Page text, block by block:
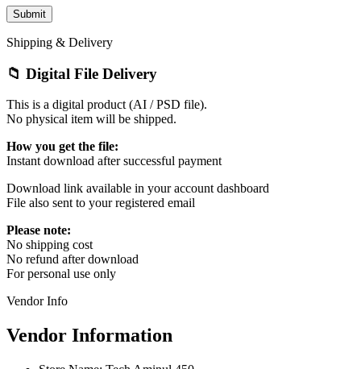
Shipping & Delivery
📁 Digital File Delivery
This is a digital product (AI / PSD file).
No physical item will be shipped.
How you get the file:
Instant download after successful payment
Download link available in your account dashboard
File also sent to your registered email
Please note:
No shipping cost
No refund after download
For personal use only
Vendor Info
Vendor Information